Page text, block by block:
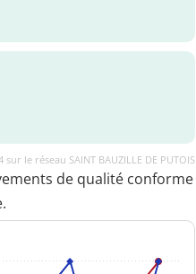
le réseau SAINT BAUZILLE DE PUTOIS
de qualité conforme